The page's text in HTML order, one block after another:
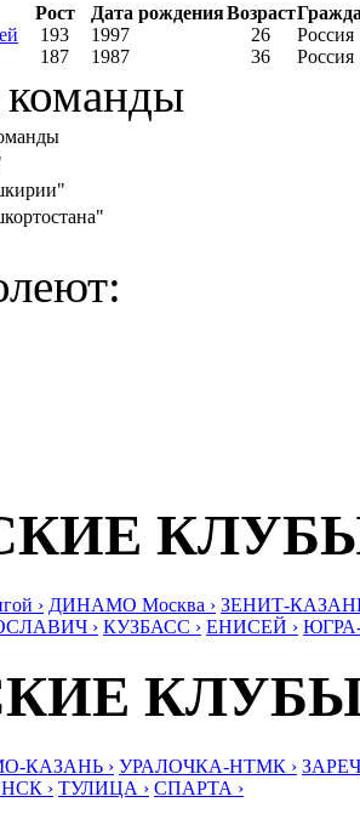
Рост Дата рожденияВозраст
193 1997 26
Россия
187 1987 36 Россия
› ДИНАМО Москва › ЗЕНИТ-
› КУЗБАСС › ЕНИСЕЙ ›
КАЗАНЬ › УРАЛОЧКА-НТМК ›
› ТУЛИЦА › СПАРТА ›